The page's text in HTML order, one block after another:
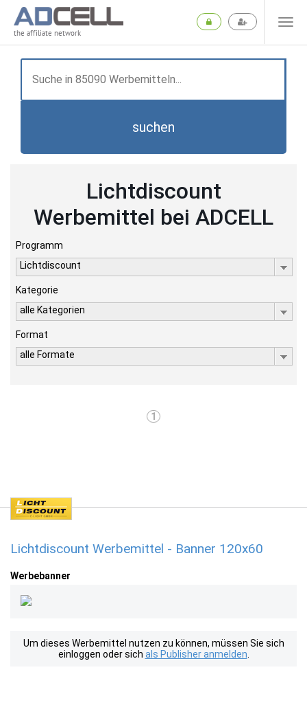
the affiliate network
suchen
Lichtdiscount
Werbemittel bei ADCELL
Programm
Lichtdiscount
Kategorie
alle Kategorien
Format
alle Formate
1
Lichtdiscount Werbemittel - Banner 120x60
Werbebanner
Um dieses Werbemittel nutzen zu können, müssen Sie sich
einloggen oder sich als Publisher anmelden